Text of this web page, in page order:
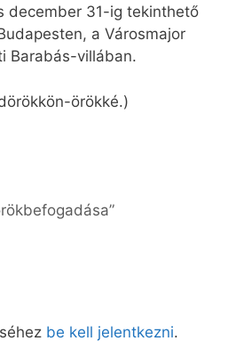
december 31-ig tekinthető
a Városmajor
Barabás-villában.
örökké.)
be kell jelentkezni.